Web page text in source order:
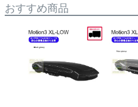
おすすめ商品